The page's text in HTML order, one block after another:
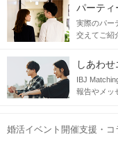
パーティ
実際のパー
交えてご紹
しあわ
IBJ
報告やメッ
婚活イベント開催支援・コ